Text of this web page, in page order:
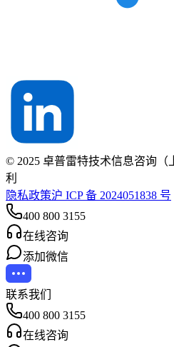
© 2025 卓普雷特技术信息咨询（
利
隐私政策沪 ICP 备 2024051838 号
400 800 3155
在线咨询
添加微信
联系我们
400 800 3155
在线咨询